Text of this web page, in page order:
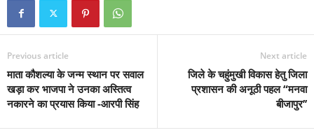
Previous article
माता कौशल्या के जन्म स्थान पर सवाल
खड़ा कर भाजपा ने उनका अस्तित्व
नकारने का प्रयास किया -आरपी सिंह
Next article
जिले के चहुंमुखी विकास हेतु जिला
प्रशासन की अनूठी पहल “मनवा
बीजापुर’’